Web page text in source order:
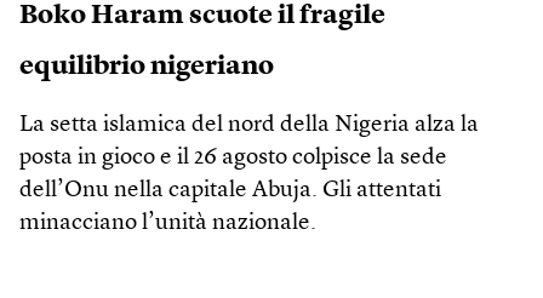
Boko Haram scuote il fragile
equilibrio nigeriano
La setta islamica del nord della Nigeria alza la
posta in gioco e il 26 agosto colpisce la sede
dell’Onu nella capitale Abuja. Gli attentati
minacciano l’unità nazionale.